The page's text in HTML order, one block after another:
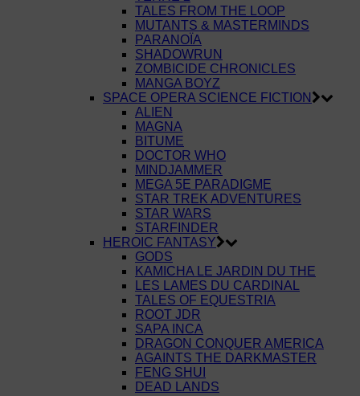
TALES FROM THE LOOP
MUTANTS & MASTERMINDS
PARANOÏA
SHADOWRUN
ZOMBICIDE CHRONICLES
MANGA BOYZ
SPACE OPERA SCIENCE FICTION
ALIEN
MAGNA
BITUME
DOCTOR WHO
MINDJAMMER
MEGA 5E PARADIGME
STAR TREK ADVENTURES
STAR WARS
STARFINDER
HEROIC FANTASY
GODS
KAMICHA LE JARDIN DU THE
LES LAMES DU CARDINAL
TALES OF EQUESTRIA
ROOT JDR
SAPA INCA
DRAGON CONQUER AMERICA
AGAINTS THE DARKMASTER
FENG SHUI
DEAD LANDS